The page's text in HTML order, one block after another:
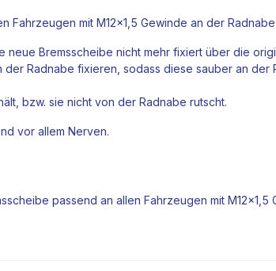
Fahrzeugen mit M12x1,5 Gewinde an der Radnabe
neue Bremsscheibe nicht mehr fixiert über die
der Radnabe fixieren, sodass diese sauber an der
bzw. sie nicht von der Radnabe rutscht.
vor allem Nerven.
passend an allen Fahrzeugen mit M12x1,5